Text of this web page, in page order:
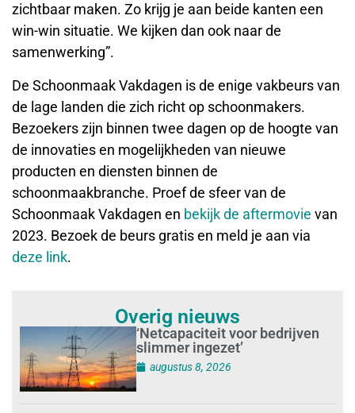
zichtbaar maken. Zo krijg je aan beide kanten een
win-win situatie. We kijken dan ook naar de
samenwerking”.
De Schoonmaak Vakdagen is de enige vakbeurs van
de lage landen die zich richt op schoonmakers.
Bezoekers zijn binnen twee dagen op de hoogte van
de innovaties en mogelijkheden van nieuwe
producten en diensten binnen de
schoonmaakbranche. Proef de sfeer van de
Schoonmaak Vakdagen en bekijk de aftermovie van
2023. Bezoek de beurs gratis en meld je aan via
deze link.
Overig nieuws
‘Netcapaciteit voor bedrijven
slimmer ingezet’
augustus 8, 2026